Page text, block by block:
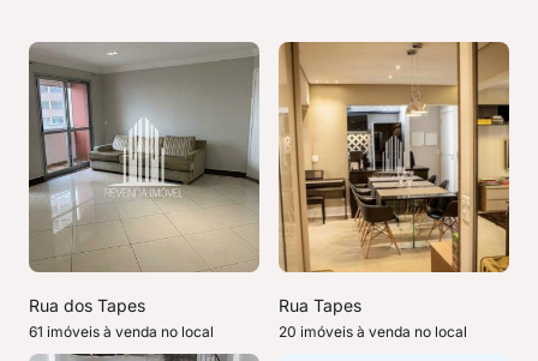
Rua dos Tapes
61 imóveis à venda no local
Rua Tapes
20 imóveis à venda no local